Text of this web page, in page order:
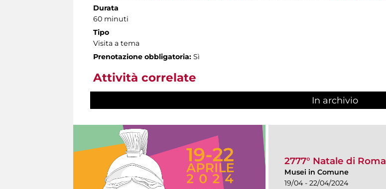
Durata
60 minuti
Tipo
Visita a tema
Prenotazione obbligatoria: Sì
Attività correlate
In archivio
2777° Natale di Roma
Musei in Comune
19/04 - 22/04/2024